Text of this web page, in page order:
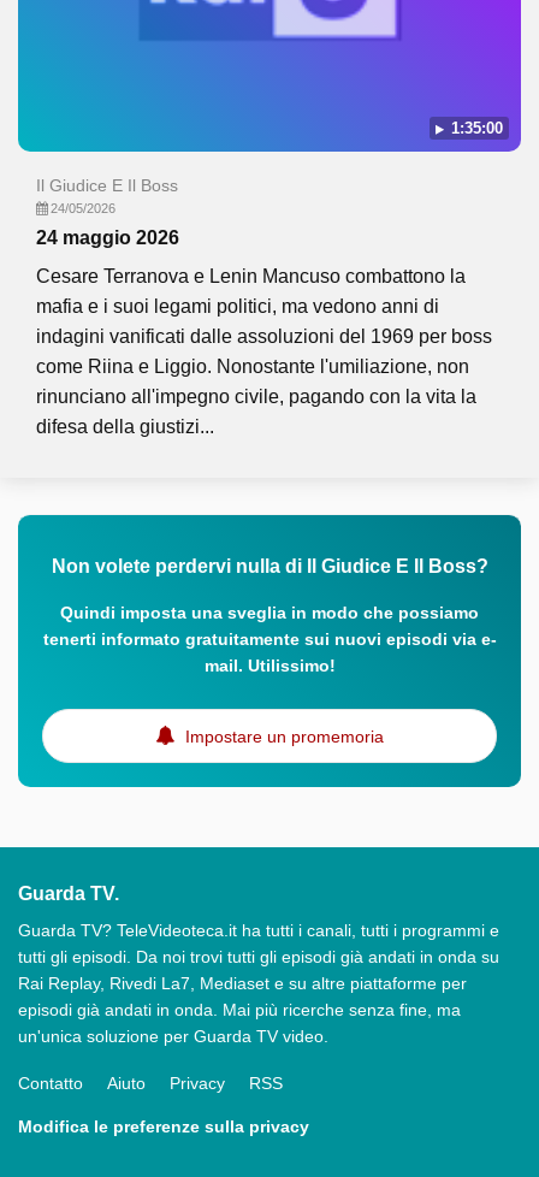
1:35:00
Il Giudice E Il Boss
24/05/2026
24 maggio 2026
Cesare Terranova e Lenin Mancuso combattono la
mafia e i suoi legami politici, ma vedono anni di
indagini vanificati dalle assoluzioni del 1969 per boss
come Riina e Liggio. Nonostante l'umiliazione, non
rinunciano all'impegno civile, pagando con la vita la
difesa della giustizi...
Non volete perdervi nulla di Il Giudice E Il Boss?
Quindi imposta una sveglia in modo che possiamo
tenerti informato gratuitamente sui nuovi episodi via e-
mail. Utilissimo!
Impostare un promemoria
Guarda TV.
Guarda TV? TeleVideoteca.it ha tutti i canali, tutti i programmi e
tutti gli episodi. Da noi trovi tutti gli episodi già andati in onda su
Rai Replay, Rivedi La7, Mediaset e su altre piattaforme per
episodi già andati in onda. Mai più ricerche senza fine, ma
un'unica soluzione per Guarda TV video.
Contatto Aiuto Privacy RSS
Modifica le preferenze sulla privacy